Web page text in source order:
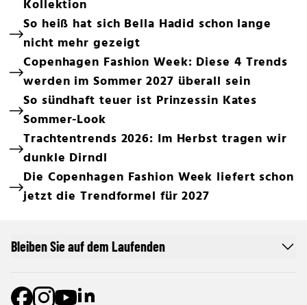
Kollektion
So heiß hat sich Bella Hadid schon lange
nicht mehr gezeigt
Copenhagen Fashion Week: Diese 4 Trends
werden im Sommer 2027 überall sein
So sündhaft teuer ist Prinzessin Kates
Sommer-Look
Trachtentrends 2026: Im Herbst tragen wir
dunkle Dirndl
Die Copenhagen Fashion Week liefert schon
jetzt die Trendformel für 2027
Bleiben Sie auf dem Laufenden